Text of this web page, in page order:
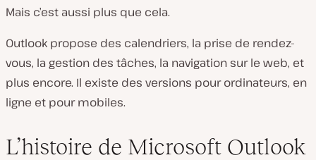
Mais c’est aussi plus que cela.
Outlook propose des calendriers, la prise de rendez-
vous, la gestion des tâches, la navigation sur le web, et
plus encore. Il existe des versions pour ordinateurs, en
ligne et pour mobiles.
L’histoire de Microsoft Outlook